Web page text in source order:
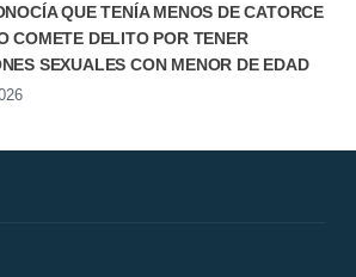
QUE TENÍA MENOS DE CATORCE
COMETE DELITO POR TENER
SEXUALES CON MENOR DE EDAD